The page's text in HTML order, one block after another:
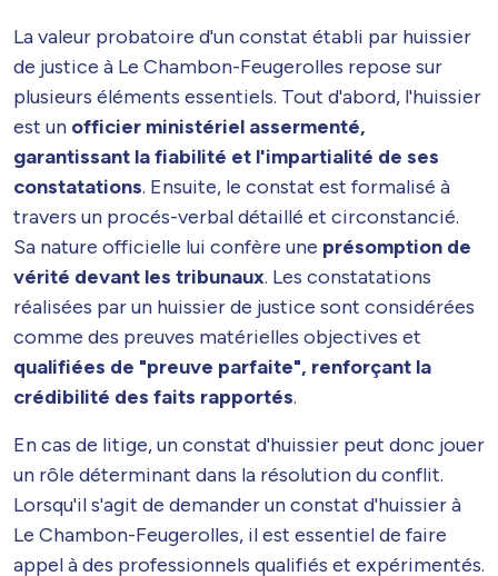
La valeur probatoire d'un constat établi par huissier
de justice à Le Chambon-Feugerolles repose sur
plusieurs éléments essentiels. Tout d'abord, l'huissier
est un officier ministériel assermenté,
garantissant la fiabilité et l'impartialité de ses
constatations. Ensuite, le constat est formalisé à
travers un procés-verbal détaillé et circonstancié.
Sa nature officielle lui confère une présomption de
vérité devant les tribunaux. Les constatations
réalisées par un huissier de justice sont considérées
comme des preuves matérielles objectives et
qualifiées de "preuve parfaite", renforçant la
crédibilité des faits rapportés.
En cas de litige, un constat d'huissier peut donc jouer
un rôle déterminant dans la résolution du conflit.
Lorsqu'il s'agit de demander un constat d'huissier à
Le Chambon-Feugerolles, il est essentiel de faire
appel à des professionnels qualifiés et expérimentés.